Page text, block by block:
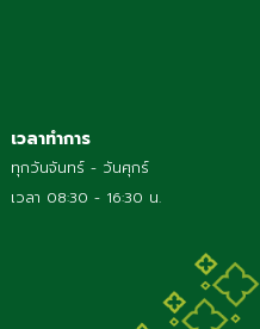
เวลาทำการ
ทุกวันจันทร์ - วันศุกร์
เวลา 08:30 - 16:30 น.